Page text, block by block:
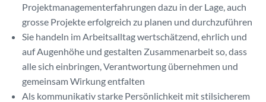
Projektmanagementerfahrungen dazu in der Lage, auch
grosse Projekte erfolgreich zu planen und durchzuführen
Sie handeln im Arbeitsalltag wertschätzend, ehrlich und
auf Augenhöhe und gestalten Zusammenarbeit so, dass
alle sich einbringen, Verantwortung übernehmen und
gemeinsam Wirkung entfalten
Als kommunikativ starke Persönlichkeit mit stilsicherem